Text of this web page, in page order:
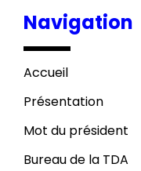
Navigation
Accueil
Présentation
Mot du président
Bureau de la TDA